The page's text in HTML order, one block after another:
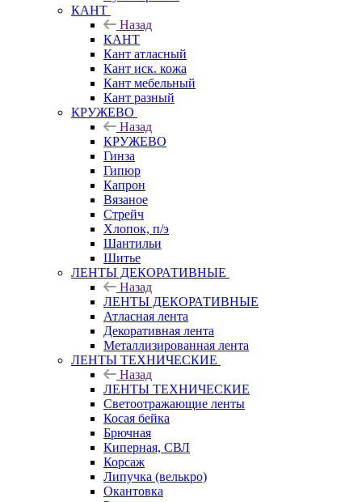
КАНТ
Назад
КАНТ
Кант атласный
Кант иск. кожа
Кант мебельный
Кант разный
КРУЖЕВО
Назад
КРУЖЕВО
Гинза
Гипюр
Капрон
Вязаное
Стрейч
Хлопок, п/э
Шантильи
Шитье
ЛЕНТЫ ДЕКОРАТИВНЫЕ
Назад
ЛЕНТЫ ДЕКОРАТИВНЫЕ
Атласная лента
Декоративная лента
Металлизированная лента
ЛЕНТЫ ТЕХНИЧЕСКИЕ
Назад
ЛЕНТЫ ТЕХНИЧЕСКИЕ
Светоотражающие ленты
Косая бейка
Брючная
Киперная, СВЛ
Корсаж
Липучка (велькро)
Окантовка